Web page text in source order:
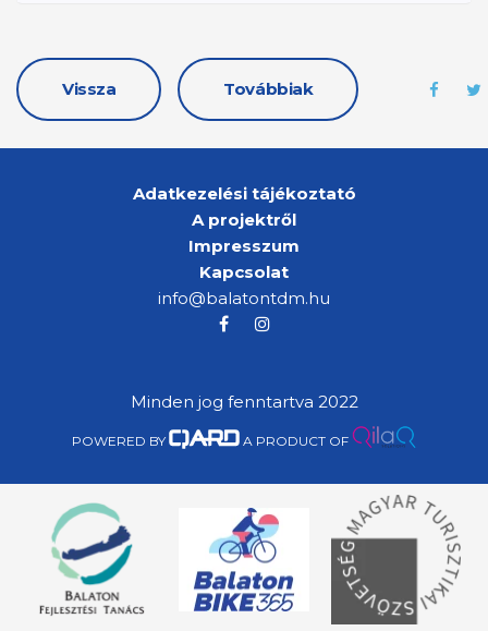
Vissza Továbbiak
Adatkezelési tájékoztató
A projektről
Impresszum
Kapcsolat
info@balatontdm.hu
Minden jog fenntartva 2022
POWERED BY A PRODUCT OF